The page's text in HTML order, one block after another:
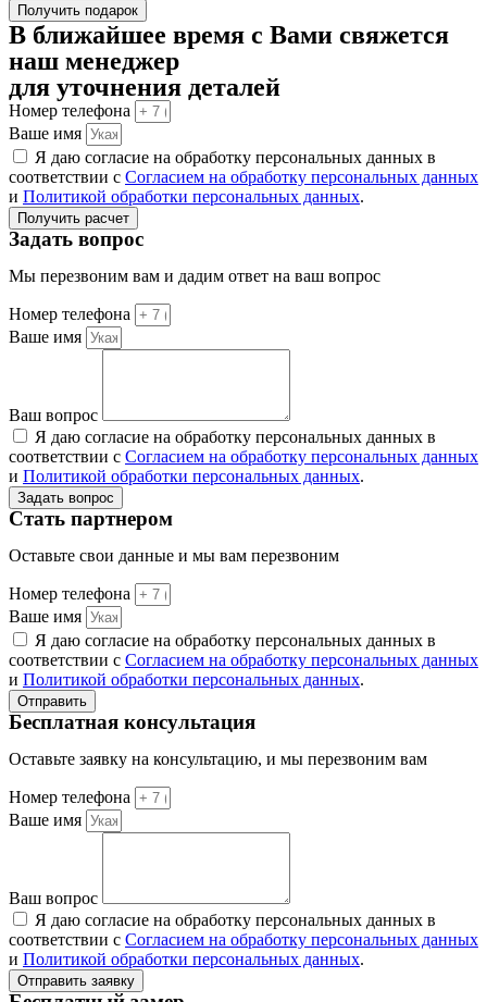
Получить подарок
В ближайшее время с Вами свяжется
наш менеджер
для уточнения деталей
Номер телефона
Ваше имя
Я даю согласие на обработку персональных данных в
соответствии с Согласием на обработку персональных данных
и Политикой обработки персональных данных.
Получить расчет
Задать вопрос
Мы перезвоним вам и дадим ответ на ваш вопрос
Номер телефона
Ваше имя
Ваш вопрос
Я даю согласие на обработку персональных данных в
соответствии с Согласием на обработку персональных данных
и Политикой обработки персональных данных.
Задать вопрос
Стать партнером
Оставьте свои данные и мы вам перезвоним
Номер телефона
Ваше имя
Я даю согласие на обработку персональных данных в
соответствии с Согласием на обработку персональных данных
и Политикой обработки персональных данных.
Отправить
Бесплатная консультация
Оставьте заявку на консультацию, и мы перезвоним вам
Номер телефона
Ваше имя
Ваш вопрос
Я даю согласие на обработку персональных данных в
соответствии с Согласием на обработку персональных данных
и Политикой обработки персональных данных.
Отправить заявку